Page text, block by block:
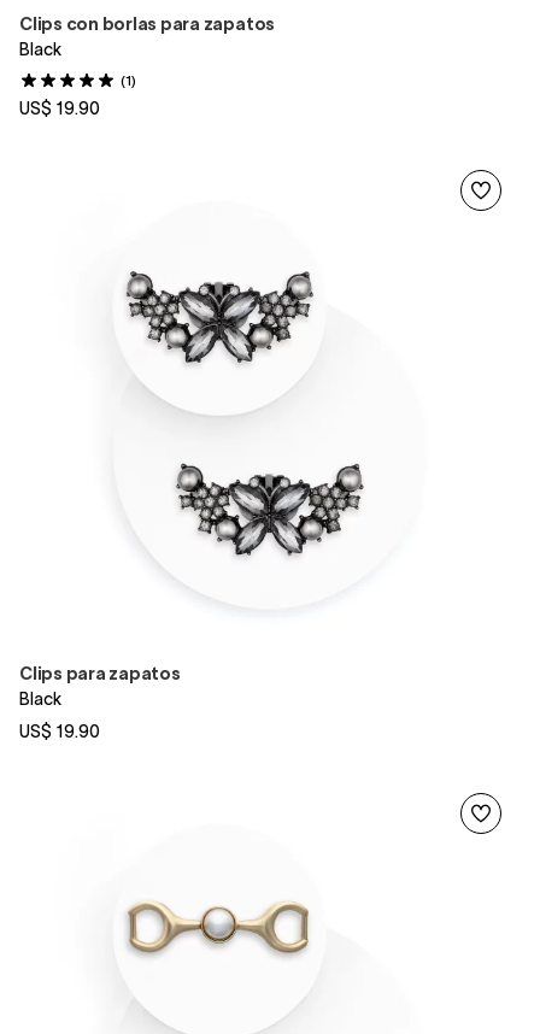
Clips con borlas para zapatos
Black
(1)
US$ 19.90
Clips para zapatos
Black
US$ 19.90